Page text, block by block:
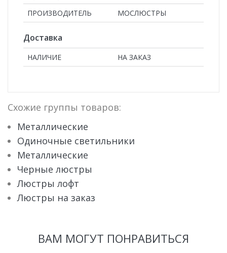
ПРОИЗВОДИТЕЛЬ МОСЛЮСТРЫ
Доставка
НАЛИЧИЕ НА ЗАКАЗ
Схожие группы товаров:
Металлические
Одиночные светильники
Металлические
Черные люстры
Люстры лофт
Люстры на заказ
ВАМ МОГУТ ПОНРАВИТЬСЯ